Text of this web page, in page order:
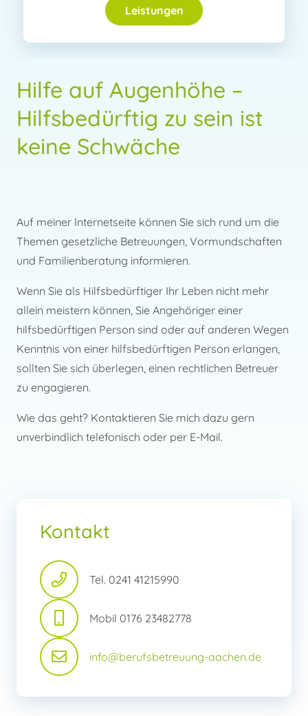
Leistungen
Hilfe auf Augenhöhe –
Hilfsbedürftig zu sein ist
keine Schwäche
Auf meiner Internetseite können Sie sich rund um die
Themen gesetzliche Betreuungen, Vormundschaften
und Familienberatung informieren.
Wenn Sie als Hilfsbedürftiger Ihr Leben nicht mehr
allein meistern können, Sie Angehöriger einer
hilfsbedürftigen Person sind oder auf anderen Wegen
Kenntnis von einer hilfsbedürftigen Person erlangen,
sollten Sie sich überlegen, einen rechtlichen Betreuer
zu engagieren.
Wie das geht? Kontaktieren Sie mich dazu gern
unverbindlich telefonisch oder per E-Mail.
Kontakt
Tel. 0241 41215990
Mobil 0176 23482778
info@berufsbetreuung-aachen.de